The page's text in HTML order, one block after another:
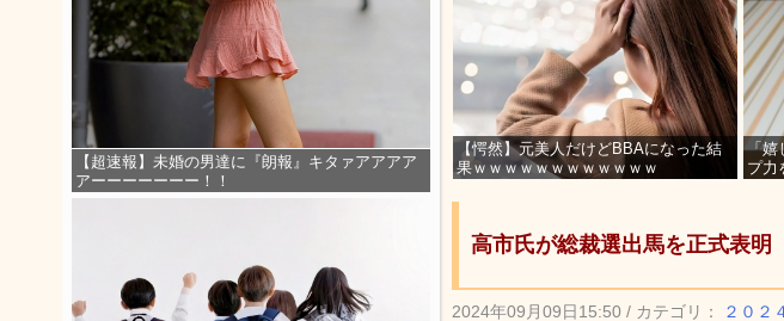
【超速報】未婚の男達に『朗報』キタァアアアア
アーーーーーーー！！
【愕然】元美人だけどBBAになった結
果ｗｗｗｗｗｗｗｗｗｗｗｗ
「嬉
プ力
高市氏が総裁選出馬を正式表明
2024年09月09日15:50 / カテゴリ： ２０２